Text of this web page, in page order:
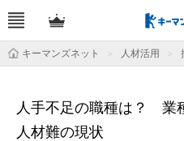
キーマンズネット 人材活用
人手不足の職種は？ 業
人材難の現状